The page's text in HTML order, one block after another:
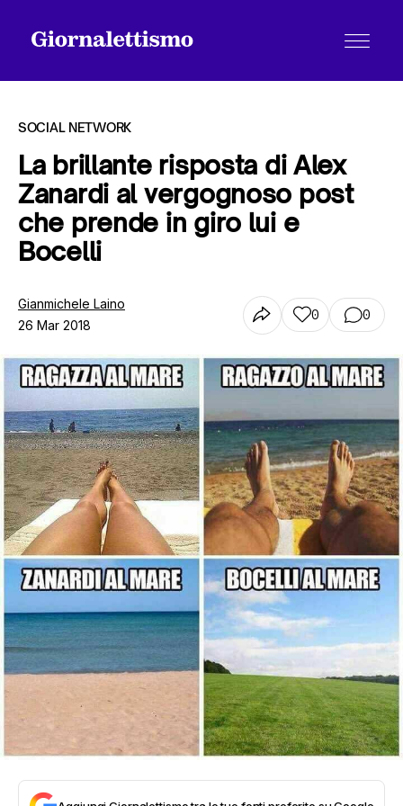
Tutti gli articoli
SOCIAL NETWORK
La brillante risposta di Alex
Zanardi al vergognoso post
che prende in giro lui e
Bocelli
Gianmichele Laino
26 Mar 2018
0 0